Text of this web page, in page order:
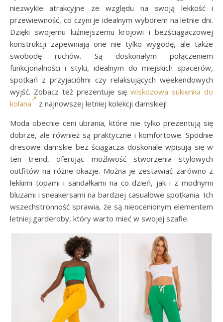
niezwykle atrakcyjne ze względu na swoją lekkość i
przewiewność, co czyni je idealnym wyborem na letnie dni.
Dzięki swojemu luźniejszemu krojowi i bezściągaczowej
konstrukcji zapewniają one nie tylko wygodę, ale także
swobodę ruchów. Są doskonałym połączeniem
funkcjonalności i stylu, idealnym do miejskich spacerów,
spotkań z przyjaciółmi czy relaksujących weekendowych
wyjść. Zobacz też prezentuje sięwiskozowa sukienka do
kolana
z najnowszej letniej kolekcji damskiej!
Moda obecnie ceni ubrania, które nie tylko prezentują się
dobrze, ale również są praktyczne i komfortowe. Spodnie
dresowe damskie bez ściągacza doskonale wpisują się w
ten trend, oferując możliwość stworzenia stylowych
outfitów na różne okazje. Można je zestawiać zarówno z
lekkimi topami i sandałkami na co dzień, jak i z modnymi
bluzami i sneakersami na bardziej casualowe spotkania. Ich
wszechstronność sprawia, że są nieocenionym elementem
letniej garderoby, który warto mieć w swojej szafie.